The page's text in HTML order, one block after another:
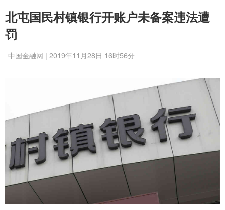
北屯国民村镇银行开账户未备案违法遭
罚
中国金融网 | 2019年11月28日 16时56分